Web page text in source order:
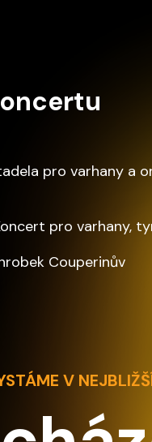
pro varhany a
pro varhany,
Couperinův
V